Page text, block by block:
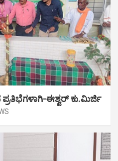
ಪ್ರತಿಭೆಗಳಾಗಿ-ಈಶ್ವರ್ ಕು.ಮಿರ್ಜಿ